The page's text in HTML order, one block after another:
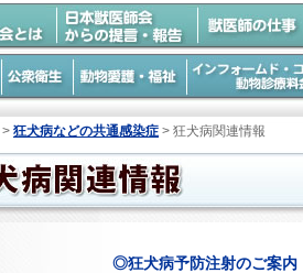
> 狂犬病などの共通感染症 > 狂犬病関連情報
◎狂犬病予防注射のご案内